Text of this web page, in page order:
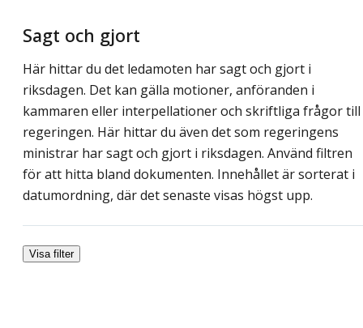
Sagt och gjort
Här hittar du det ledamoten har sagt och gjort i
riksdagen. Det kan gälla motioner, anföranden i
kammaren eller interpellationer och skriftliga frågor till
regeringen. Här hittar du även det som regeringens
ministrar har sagt och gjort i riksdagen. Använd filtren
för att hitta bland dokumenten. Innehållet är sorterat i
datumordning, där det senaste visas högst upp.
Visa filter